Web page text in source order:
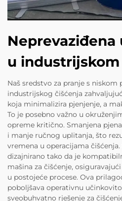
u
Naš sredstvo za pranje s
industrijskog čišćenja
koja minimalizira pjenjenje, a
To je posebno važno u
opreme kritično. Smanjena
i manje ručnog uplitanja, što
vremena u operacijama
dizajnirano tako da je
mašina za čišćenje,
u postojeće procese. Ova
poboljšava operativnu
sveobuhvatno rješenje za